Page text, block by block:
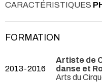
CARACTÉRISTIQUES
FORMATION
2013-2016
Artiste de
danse et
Arts du